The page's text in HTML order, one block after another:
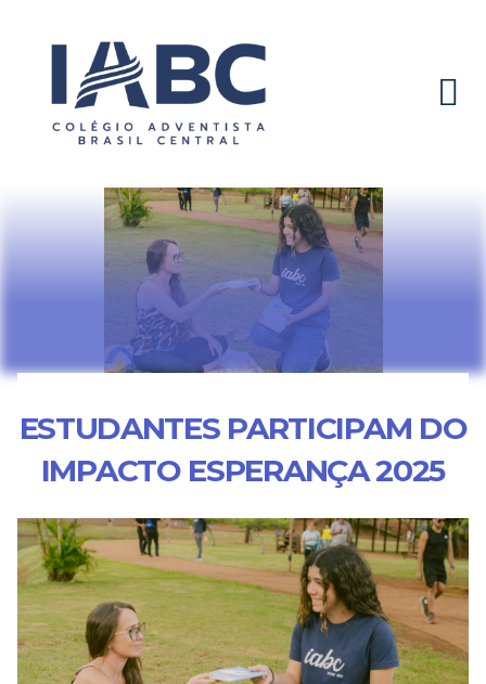
ESTUDANTES PARTICIPAM DO
IMPACTO ESPERANÇA 2025